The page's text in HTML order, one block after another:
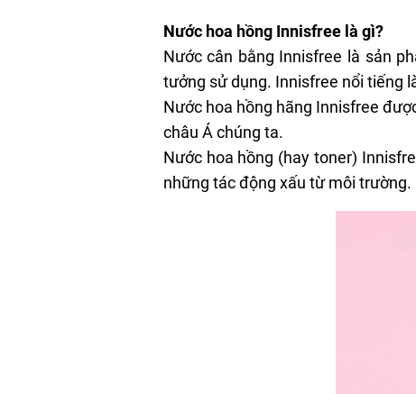
Nước hoa hồng Innisfree là gì?
Nước cân bằng Innisfree là sản
tưởng sử dụng. Innisfree nổi tiếng
Nước hoa hồng hãng Innisfree
châu Á chúng ta.
Nước hoa hồng (hay toner)
những tác động xấu từ môi trường.